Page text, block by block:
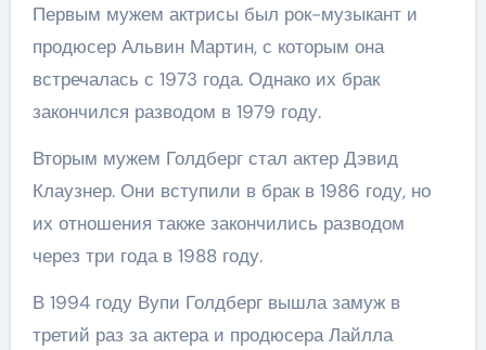
Первым мужем актрисы был рок-музыкант и
продюсер Альвин Мартин, с которым она
встречалась с 1973 года. Однако их брак
закончился разводом в 1979 году.
Вторым мужем Голдберг стал актер Дэвид
Клаузнер. Они вступили в брак в 1986 году, но
их отношения также закончились разводом
через три года в 1988 году.
В 1994 году Вупи Голдберг вышла замуж в
третий раз за актера и продюсера Лайлла